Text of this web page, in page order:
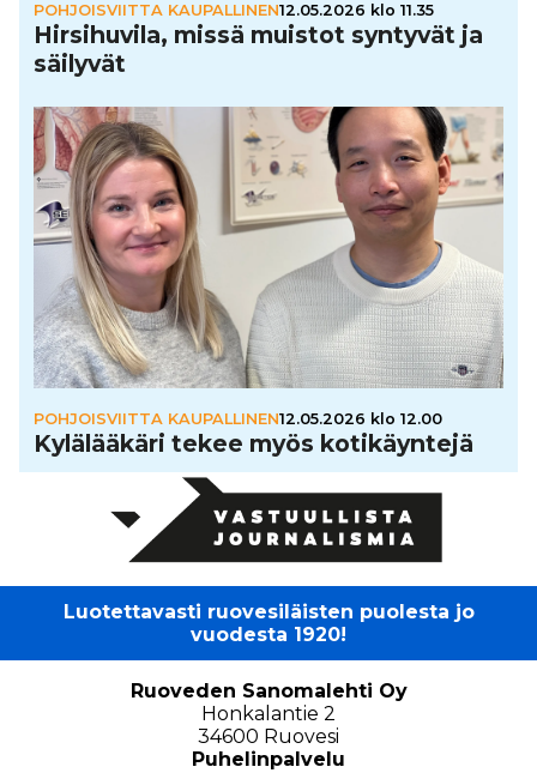
POHJOISVIITTA KAUPALLINEN12.05.2026 klo 11.35
Hir­si­hu­vila, missä muistot syntyvät ja
säilyvät
POHJOISVIITTA KAUPALLINEN12.05.2026 klo 12.00
Kylä­lää­käri tekee myös koti­käyn­tejä
Luotettavasti ruovesiläisten puolesta jo
vuodesta 1920!
Ruoveden Sanomalehti Oy
Honkalantie 2
34600 Ruovesi
Puhelinpalvelu